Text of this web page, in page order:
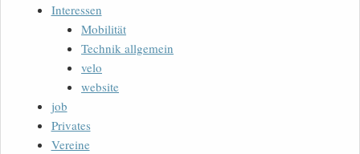
Interessen
Mobilität
Technik allgemein
velo
website
job
Privates
Vereine